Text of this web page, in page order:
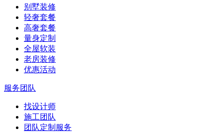
别墅装修
轻奢套餐
高奢套餐
量身定制
全屋软装
老房装修
优惠活动
服务团队
找设计师
施工团队
团队定制服务